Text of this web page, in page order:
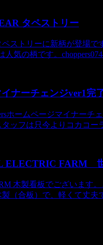
タペストリー
ストリーに新柄が登場
気の柄です。
ナーチェンジver1完
ホームページマイナーチ
ッフは只今よりコカコー
ELECTRIC FARM
木製看板でございます
（合板）で、軽くて丈